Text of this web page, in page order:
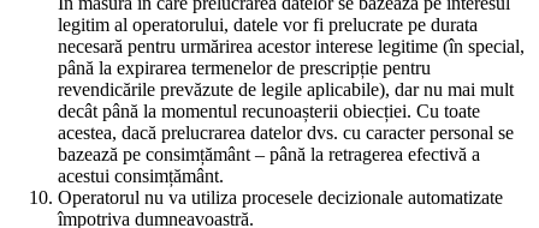
legitim al operatorului, datele vor fi prelucrate pe durata
necesară pentru urmărirea acestor interese legitime (în special,
până la expirarea termenelor de prescripție pentru
revendicările prevăzute de legile aplicabile), dar nu mai mult
decât până la momentul recunoașterii obiecției. Cu toate
acestea, dacă prelucrarea datelor dvs. cu caracter personal se
bazează pe consimțământ – până la retragerea efectivă a
acestui consimțământ.
Operatorul nu va utiliza procesele decizionale automatizate
împotriva dumneavoastră.